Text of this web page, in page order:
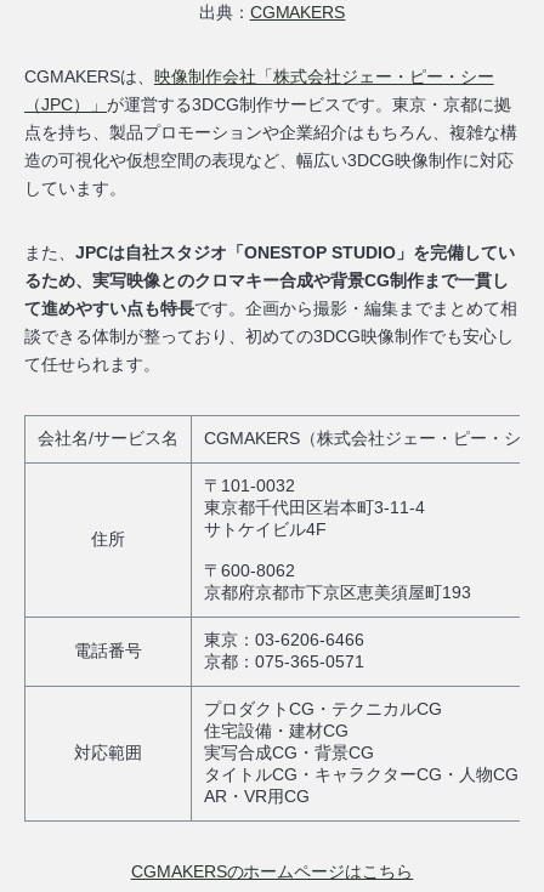
出典： CGMAKERS
CGMAKERSは、 映像制作会社「株式会社ジェー・ピー・シー
（JPC）」 が運営する3DCG制作サービスです。東京・京都に拠
点を持ち、製品プロモーションや企業紹介はもちろん、複雑な構
造の可視化や仮想空間の表現など、幅広い3DCG映像制作に対応
しています。
また、 JPCは自社スタジオ「ONESTOP STUDIO」を完備してい
るため、実写映像とのクロマキー合成や背景CG制作まで一貫し
て進めやすい点も特長です。企画から撮影・編集までまとめて相
談できる体制が整っており、初めての3DCG映像制作でも安心し
て任せられます。
会社名/サービス名 CGMAKERS（株式会社ジェー・ピー・シー
住所
〒101-0032
東京都千代田区岩本町3-11-4
サトケイビル4F
〒600-8062
京都府京都市下京区恵美須屋町193
電話番号
東京：03‐6206-6466
京都：075-365-0571
対応範囲
プロダクトCG・テクニカルCG
住宅設備・建材CG
実写合成CG・背景CG
タイトルCG・キャラクターCG・人物CG
AR・VR用CG
CGMAKERSのホームページはこちら